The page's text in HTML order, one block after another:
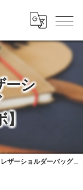
ーシ
ルダーバッグ 修理実績【レボラボ】